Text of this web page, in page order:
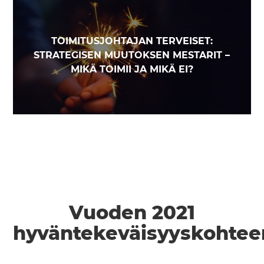
TOIMITUSJOHTAJAN TERVEISET:
STRATEGISEN MUUTOKSEN MESTARIT –
MIKÄ TOIMII JA MIKÄ EI?
Vuoden 2021